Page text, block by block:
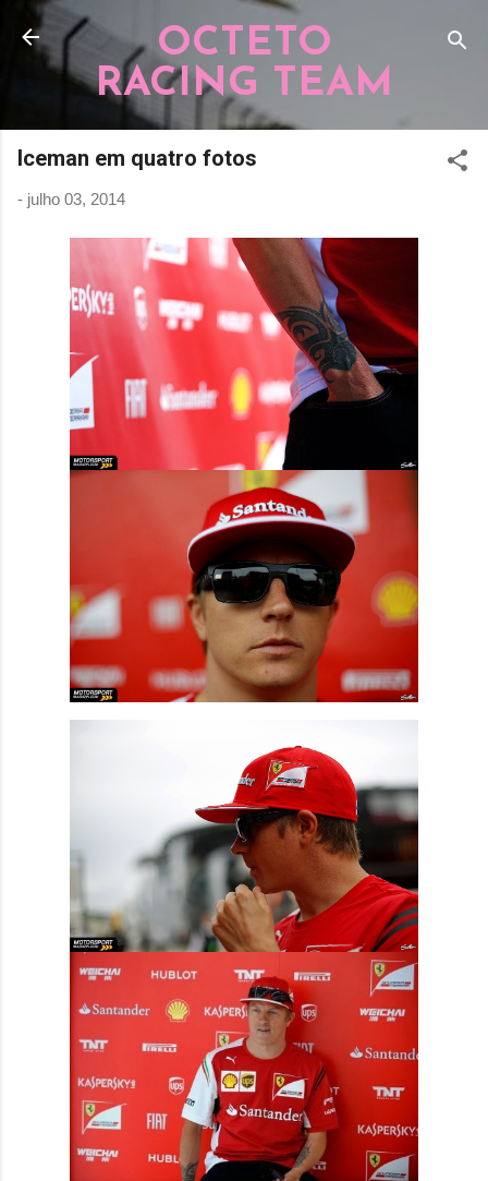
Pular para o conteúdo principal
OCTETO
RACING TEAM
Iceman em quatro fotos
- julho 03, 2014